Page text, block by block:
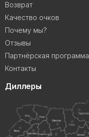
Возврат
Качество очков
Почему мы?
Отзывы
Партнёрская программа
Контакты
Диллеры